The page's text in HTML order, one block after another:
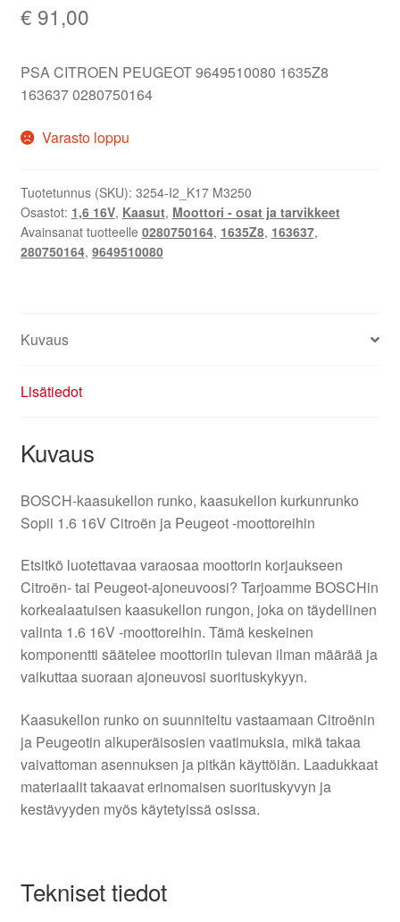
€ 91,00
PSA CITROEN PEUGEOT 9649510080 1635Z8
163637 0280750164
Varasto loppu
Tuotetunnus (SKU): 3254-I2_K17 M3250
Osastot: 1,6 16V, Kaasut, Moottori - osat ja tarvikkeet
Avainsanat tuotteelle 0280750164, 1635Z8, 163637,
280750164, 9649510080
Kuvaus
Lisätiedot
Kuvaus
BOSCH-kaasukellon runko, kaasukellon kurkunrunko
Sopii 1.6 16V Citroën ja Peugeot -moottoreihin
Etsitkö luotettavaa varaosaa moottorin korjaukseen
Citroën- tai Peugeot-ajoneuvoosi? Tarjoamme BOSCHin
korkealaatuisen kaasukellon rungon, joka on täydellinen
valinta 1.6 16V -moottoreihin. Tämä keskeinen
komponentti säätelee moottoriin tulevan ilman määrää ja
vaikuttaa suoraan ajoneuvosi suorituskykyyn.
Kaasukellon runko on suunniteltu vastaamaan Citroënin
ja Peugeotin alkuperäisosien vaatimuksia, mikä takaa
vaivattoman asennuksen ja pitkän käyttöiän. Laadukkaat
materiaalit takaavat erinomaisen suorituskyvyn ja
kestävyyden myös käytetyissä osissa.
Tekniset tiedot